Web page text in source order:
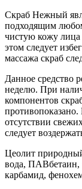
Скраб Нежный
подходящим
чистую кожу
этом следует
массажа скраб
Данное средство
неделю. При
компонентов
противопоказано.
отсутствии
следует
Цеолит
вода, ПАВбетаин,
карбамид,